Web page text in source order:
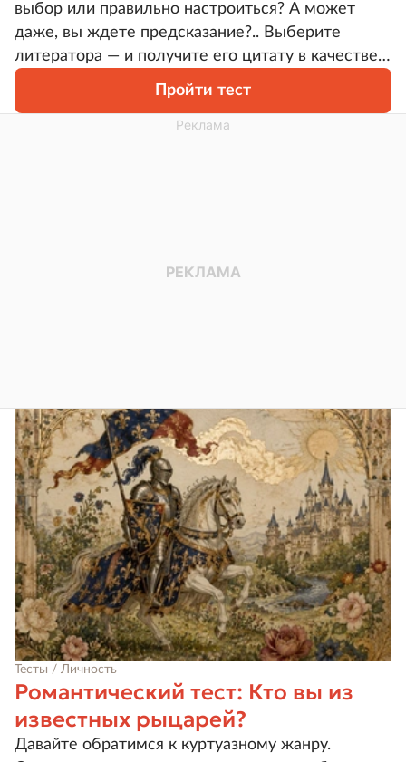
выбор или правильно настроиться? А может
даже, вы ждете предсказание?.. Выберите
литератора — и получите его цитату в качестве
совета или напутствия. Как вы ее для себя
трактуете — определит ваш контекст. И,
возможно, вы прочитаете эти слова в нужное
Пройти тест
Тесты / Личность
Романтический тест: Кто вы из
известных рыцарей?
Давайте обратимся к куртуазному жанру.